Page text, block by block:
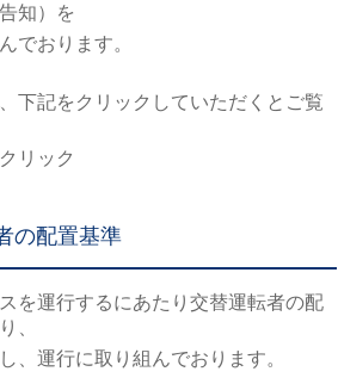
知）を
でおります。
下記をクリックしていただくとご覧
リック
の配置基準
を運行するにあたり交替運転者の配
、
、運行に取り組んでおります。